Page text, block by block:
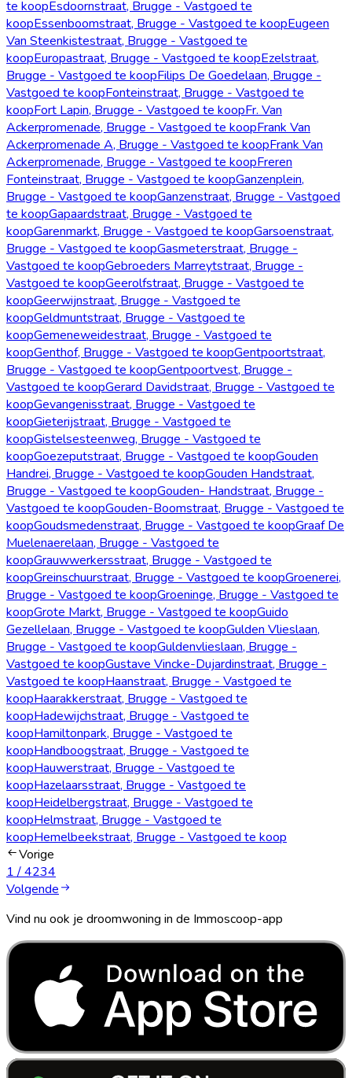
te koopEsdoornstraat, Brugge - Vastgoed te
koopEssenboomstraat, Brugge - Vastgoed te koopEugeen
Van Steenkistestraat, Brugge - Vastgoed te
koopEuropastraat, Brugge - Vastgoed te koopEzelstraat,
Brugge - Vastgoed te koopFilips De Goedelaan, Brugge -
Vastgoed te koopFonteinstraat, Brugge - Vastgoed te
koopFort Lapin, Brugge - Vastgoed te koopFr. Van
Ackerpromenade, Brugge - Vastgoed te koopFrank Van
Ackerpromenade A, Brugge - Vastgoed te koopFrank Van
Ackerpromenade, Brugge - Vastgoed te koopFreren
Fonteinstraat, Brugge - Vastgoed te koopGanzenplein,
Brugge - Vastgoed te koopGanzenstraat, Brugge - Vastgoed
te koopGapaardstraat, Brugge - Vastgoed te
koopGarenmarkt, Brugge - Vastgoed te koopGarsoenstraat,
Brugge - Vastgoed te koopGasmeterstraat, Brugge -
Vastgoed te koopGebroeders Marreytstraat, Brugge -
Vastgoed te koopGeerolfstraat, Brugge - Vastgoed te
koopGeerwijnstraat, Brugge - Vastgoed te
koopGeldmuntstraat, Brugge - Vastgoed te
koopGemeneweidestraat, Brugge - Vastgoed te
koopGenthof, Brugge - Vastgoed te koopGentpoortstraat,
Brugge - Vastgoed te koopGentpoortvest, Brugge -
Vastgoed te koopGerard Davidstraat, Brugge - Vastgoed te
koopGevangenisstraat, Brugge - Vastgoed te
koopGieterijstraat, Brugge - Vastgoed te
koopGistelsesteenweg, Brugge - Vastgoed te
koopGoezeputstraat, Brugge - Vastgoed te koopGouden
Handrei, Brugge - Vastgoed te koopGouden Handstraat,
Brugge - Vastgoed te koopGouden- Handstraat, Brugge -
Vastgoed te koopGouden-Boomstraat, Brugge - Vastgoed te
koopGoudsmedenstraat, Brugge - Vastgoed te koopGraaf De
Muelenaerelaan, Brugge - Vastgoed te
koopGrauwwerkersstraat, Brugge - Vastgoed te
koopGreinschuurstraat, Brugge - Vastgoed te koopGroenerei,
Brugge - Vastgoed te koopGroeninge, Brugge - Vastgoed te
koopGrote Markt, Brugge - Vastgoed te koopGuido
Gezellelaan, Brugge - Vastgoed te koopGulden Vlieslaan,
Brugge - Vastgoed te koopGuldenvlieslaan, Brugge -
Vastgoed te koopGustave Vincke-Dujardinstraat, Brugge -
Vastgoed te koopHaanstraat, Brugge - Vastgoed te
koopHaarakkerstraat, Brugge - Vastgoed te
koopHadewijchstraat, Brugge - Vastgoed te
koopHamiltonpark, Brugge - Vastgoed te
koopHandboogstraat, Brugge - Vastgoed te
koopHauwerstraat, Brugge - Vastgoed te
koopHazelaarsstraat, Brugge - Vastgoed te
koopHeidelbergstraat, Brugge - Vastgoed te
koopHelmstraat, Brugge - Vastgoed te
koopHemelbeekstraat, Brugge - Vastgoed te koop
Vorige
1/4234
Volgende
Vind nu ook je droomwoning in de Immoscoop-app